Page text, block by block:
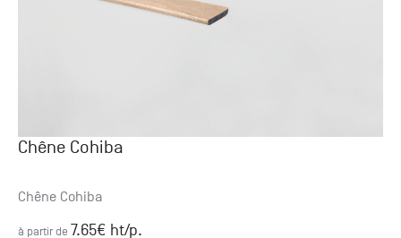
Chêne Cohiba
Chêne Cohiba
à partir de 7.65€ ht/p.